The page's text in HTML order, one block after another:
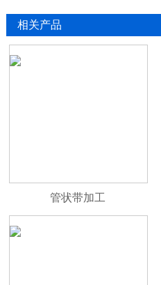
相关产品
管状带加工